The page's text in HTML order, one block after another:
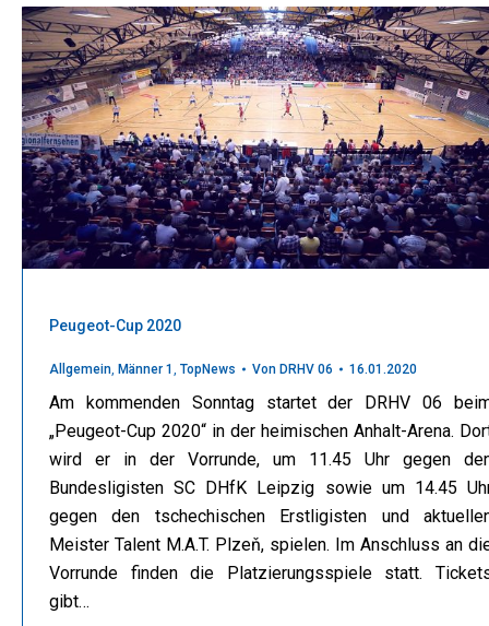
Peugeot-Cup 2020
Allgemein, Männer 1 , TopNews Von DRHV 06 16.01.2020
Am kommenden Sonntag startet der DRHV 06
„Peugeot-Cup 2020“ in der heimischen Anhalt-Arena.
wird er in der Vorrunde, um 11.45 Uhr gegen
Bundesligisten SC DHfK Leipzig sowie um 14.45
gegen den tschechischen Erstligisten und
Meister Talent M.A.T. Plzeň, spielen. Im Anschluss an
Vorrunde finden die Platzierungsspiele statt.
gibt…